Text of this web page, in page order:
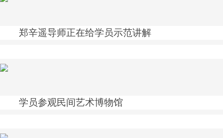
郑辛遥导师正在给学员示范讲解
学员参观民间艺术博物馆